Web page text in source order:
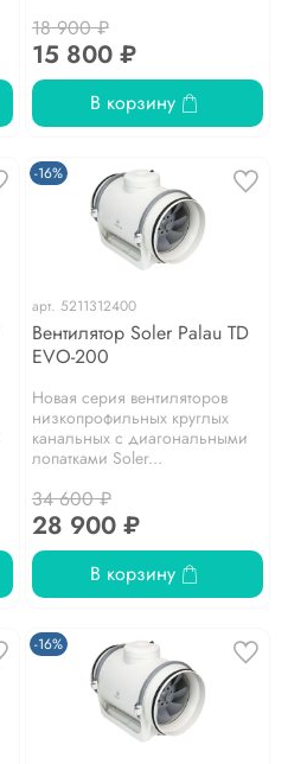
18 900 ₽
15 800 ₽
В корзину
-16%
арт. 5211312400
Вентилятор Soler Palau TD
EVO-200
Новая серия вентиляторов
низкопрофильных круглых
канальных с диагональными
лопатками Soler...
34 600 ₽
28 900 ₽
В корзину
-16%